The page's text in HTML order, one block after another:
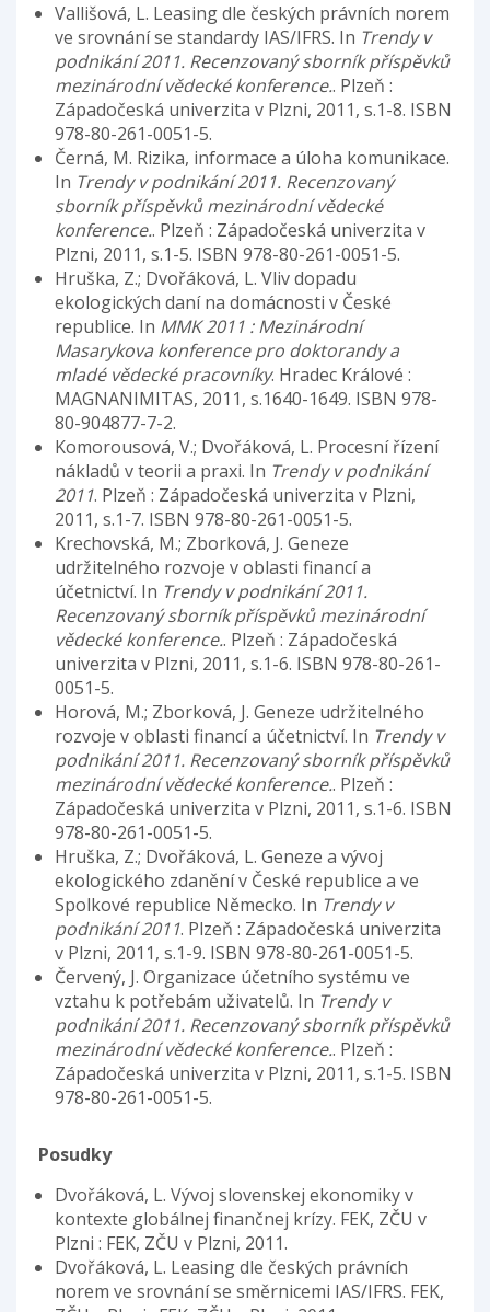
Vallišová, L. Leasing dle českých právních norem
ve srovnání se standardy IAS/IFRS. In Trendy v
podnikání 2011. Recenzovaný sborník příspěvků
mezinárodní vědecké konference.. Plzeň :
Západočeská univerzita v Plzni, 2011, s.1-8. ISBN
978-80-261-0051-5.
Černá, M. Rizika, informace a úloha komunikace.
In Trendy v podnikání 2011. Recenzovaný
sborník příspěvků mezinárodní vědecké
konference.. Plzeň : Západočeská univerzita v
Plzni, 2011, s.1-5. ISBN 978-80-261-0051-5.
Hruška, Z.; Dvořáková, L. Vliv dopadu
ekologických daní na domácnosti v České
republice. In MMK 2011 : Mezinárodní
Masarykova konference pro doktorandy a
mladé vědecké pracovníky. Hradec Králové :
MAGNANIMITAS, 2011, s.1640-1649. ISBN 978-
80-904877-7-2.
Komorousová, V.; Dvořáková, L. Procesní řízení
nákladů v teorii a praxi. In Trendy v podnikání
2011. Plzeň : Západočeská univerzita v Plzni,
2011, s.1-7. ISBN 978-80-261-0051-5.
Krechovská, M.; Zborková, J. Geneze
udržitelného rozvoje v oblasti financí a
účetnictví. In Trendy v podnikání 2011.
Recenzovaný sborník příspěvků mezinárodní
vědecké konference.. Plzeň : Západočeská
univerzita v Plzni, 2011, s.1-6. ISBN 978-80-261-
0051-5.
Horová, M.; Zborková, J. Geneze udržitelného
rozvoje v oblasti financí a účetnictví. In Trendy v
podnikání 2011. Recenzovaný sborník příspěvků
mezinárodní vědecké konference.. Plzeň :
Západočeská univerzita v Plzni, 2011, s.1-6. ISBN
978-80-261-0051-5.
Hruška, Z.; Dvořáková, L. Geneze a vývoj
ekologického zdanění v České republice a ve
Spolkové republice Německo. In Trendy v
podnikání 2011. Plzeň : Západočeská univerzita
v Plzni, 2011, s.1-9. ISBN 978-80-261-0051-5.
Červený, J. Organizace účetního systému ve
vztahu k potřebám uživatelů. In Trendy v
podnikání 2011. Recenzovaný sborník příspěvků
mezinárodní vědecké konference.. Plzeň :
Západočeská univerzita v Plzni, 2011, s.1-5. ISBN
978-80-261-0051-5.
Posudky
Dvořáková, L. Vývoj slovenskej ekonomiky v
kontexte globálnej finančnej krízy. FEK, ZČU v
Plzni : FEK, ZČU v Plzni, 2011.
Dvořáková, L. Leasing dle českých právních
norem ve srovnání se směrnicemi IAS/IFRS. FEK,